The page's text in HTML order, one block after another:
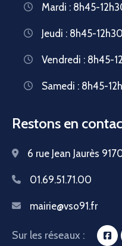
Mardi : 8h45-
Jeudi : 8h45-12h30
Vendredi : 8h45-
Samedi : 8h45-
Restons en
6 rue Jean Jaurès
01.69.51.71.00
mairie@vso91.fr
Sur les réseaux :